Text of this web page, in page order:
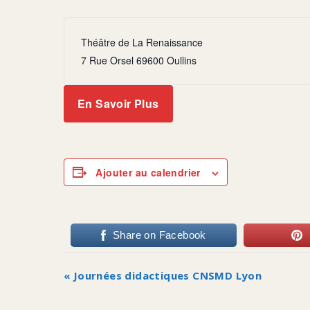
Théâtre de La Renaissance
7 Rue Orsel 69600 Oullins
En Savoir Plus
Ajouter au calendrier
Share on Facebook
Navigation
« Journées didactiques CNSMD Lyon